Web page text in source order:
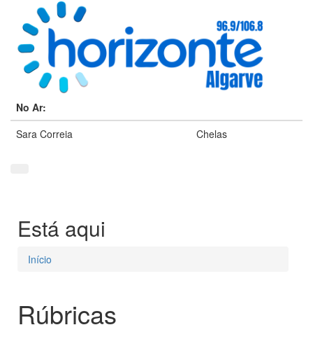
No Ar:
Sara Correia
Chelas
Está aqui
Início
Rúbricas